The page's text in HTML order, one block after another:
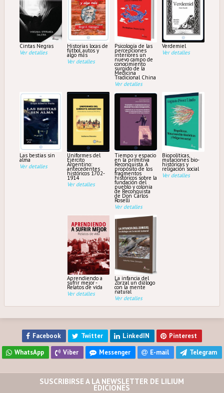
Cintas Negras
Ver detalles
Historias locas de
fútbol, autos y
algo más
Ver detalles
Psicología de las
percepciones
interiores un
nuevo campo de
conocimiento
surgido de la
Medicina
Tradicional China
Ver detalles
Verdemiel
Ver detalles
Las bestias sin
alma
Ver detalles
Uniformes del
Ejército
Argentino:
antecedentes
históricos 1702-
1914
Ver detalles
Tiempo y espacio
en la primitiva
Reconquista. A
propósito de los
fragmentos
históricos sobre la
fundación del
pueblo y colonia
de Reconquista
de Don Carlos
Roselli
Ver detalles
Biopolíticas,
mutaciones bio-
históricas y
religación social
Ver detalles
Aprendiendo a
sufrir mejor -
Relatos de vida
Ver detalles
La infancia del
Zorzal un diálogo
con la mente
natural
Ver detalles
Facebook Twitter LinkedIN
Pinterest
WhatsApp
Viber Messenger E-mail Telegram
SUSCRIBIRSE A LA NEWSLETTER DE LILIUM
EDICIONES